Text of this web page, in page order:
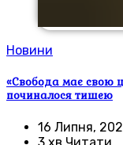
Новини
«Свобода має свою
починалося тишею
16 Липня,